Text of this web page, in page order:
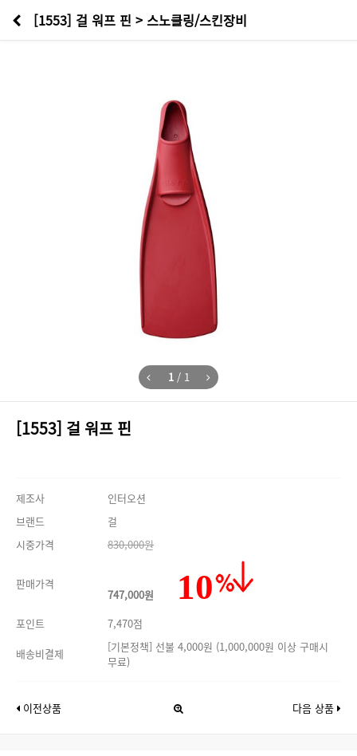
[1553] 걸 워프 핀 > 스노클링/스킨장비
1/ 1
[1553] 걸 워프 핀
제조사
인터오션
브랜드
걸
시중가격
830,000원
판매가격
747,000원 10
포인트
7,470점
배송비결제
[기본정책] 선불 4,000원 (1,000,000원 이상 구매시
무료)
이전상품 다음 상품